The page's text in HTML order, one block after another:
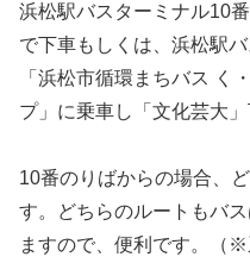
浜松駅バスターミナル10
で下車もしくは、浜松駅
「浜松市循環まちバス く
プ」に乗車し「文化芸大」
10番のりばからの場合、
す。どちらのルートもバ
ますので、便利です。（